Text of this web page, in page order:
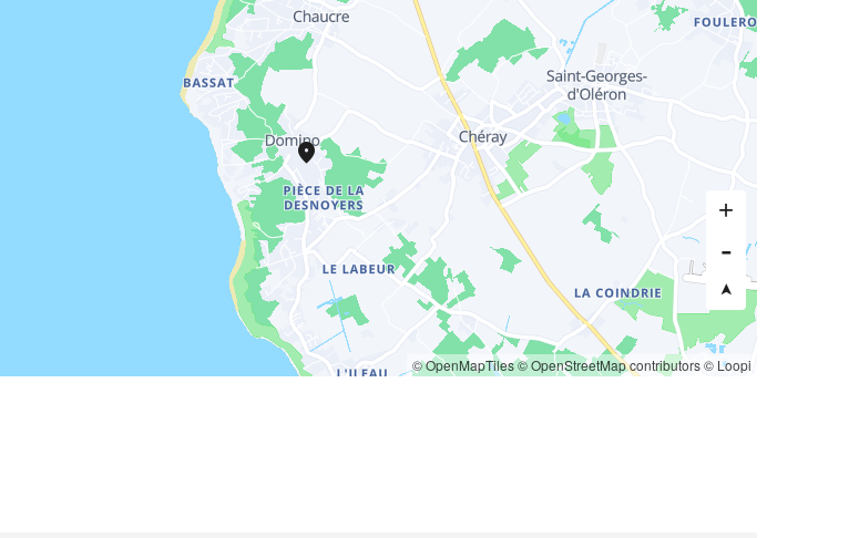
© OpenMapTiles© OpenStreetMap contributors© Loopi